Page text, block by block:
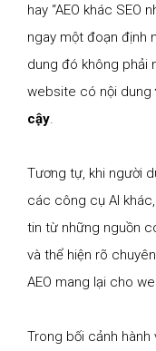
hay “AEO khác SEO
ngay một đoạn định
dung đó không phải
website có nội dung
cậy
Tương tự, khi người
các công cụ AI
tin từ những nguồn
và thể hiện rõ
AEO mang lại cho
Trong bối cảnh hành